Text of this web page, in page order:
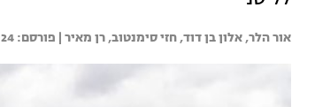
אור הלר, אלון בן דוד, חזי סימנטוב, רן מאיר |